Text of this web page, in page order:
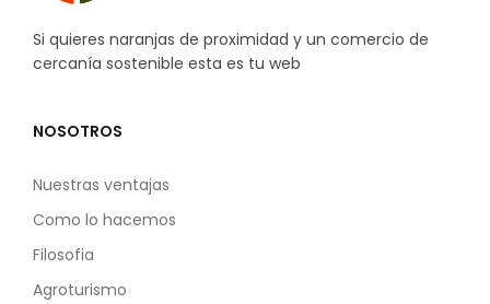
Si quieres naranjas de proximidad y un comercio de
cercanía sostenible esta es tu web
NOSOTROS
Nuestras ventajas
Como lo hacemos
Filosofia
Agroturismo